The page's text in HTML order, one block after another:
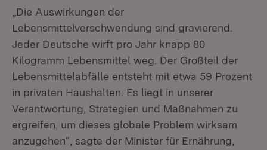
„Die Auswirkungen der
Lebensmittelverschwendung sind gravierend.
Jeder Deutsche wirft pro Jahr knapp 80
Kilogramm Lebensmittel weg. Der Großteil der
Lebensmittelabfälle entsteht mit etwa 59 Prozent
in privaten Haushalten. Es liegt in unserer
Verantwortung, Strategien und Maßnahmen zu
ergreifen, um dieses globale Problem wirksam
anzugehen“, sagte der Minister für Ernährung,